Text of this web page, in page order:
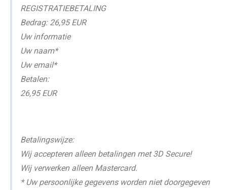
REGISTRATIEBETALING
Bedrag: 26,95 EUR
Uw informatie
Uw naam*
Uw email*
Betalen:
26,95 EUR
Betalingswijze:
Wij accepteren alleen betalingen met 3D Secure!
Wij verwerken alleen Mastercard.
* Uw persoonlijke gegevens worden niet doorgegeven